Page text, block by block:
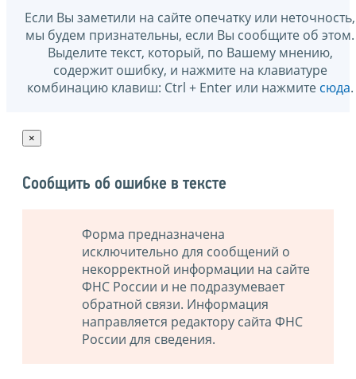
Если Вы заметили на сайте опечатку или неточность,
мы будем признательны, если Вы сообщите об этом.
Выделите текст, который, по Вашему мнению,
содержит ошибку, и нажмите на клавиатуре
комбинацию клавиш: Ctrl + Enter или нажмите сюда.
×
Сообщить об ошибке в тексте
Форма предназначена
исключительно для сообщений о
некорректной информации на сайте
ФНС России и не подразумевает
обратной связи. Информация
направляется редактору сайта ФНС
России для сведения.